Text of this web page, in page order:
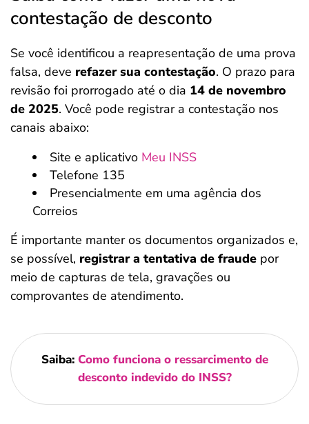
contestação de desconto
Se você identificou a reapresentação de uma prova
falsa, deve refazer sua contestação. O prazo para
revisão foi prorrogado até o dia 14 de novembro
de 2025. Você pode registrar a contestação nos
canais abaixo:
Site e aplicativo Meu INSS
Telefone 135
Presencialmente em uma agência dos
Correios
É importante manter os documentos organizados e,
se possível, registrar a tentativa de fraude por
meio de capturas de tela, gravações ou
comprovantes de atendimento.
Saiba: Como funciona o ressarcimento de
desconto indevido do INSS?